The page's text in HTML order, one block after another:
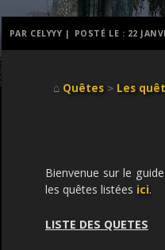
⌂ Quêtes> Les
Bienvenue sur le
les quêtes listées ici.
LISTE DES QUETES
PAR CELYYY | POSTÉ LE : 22